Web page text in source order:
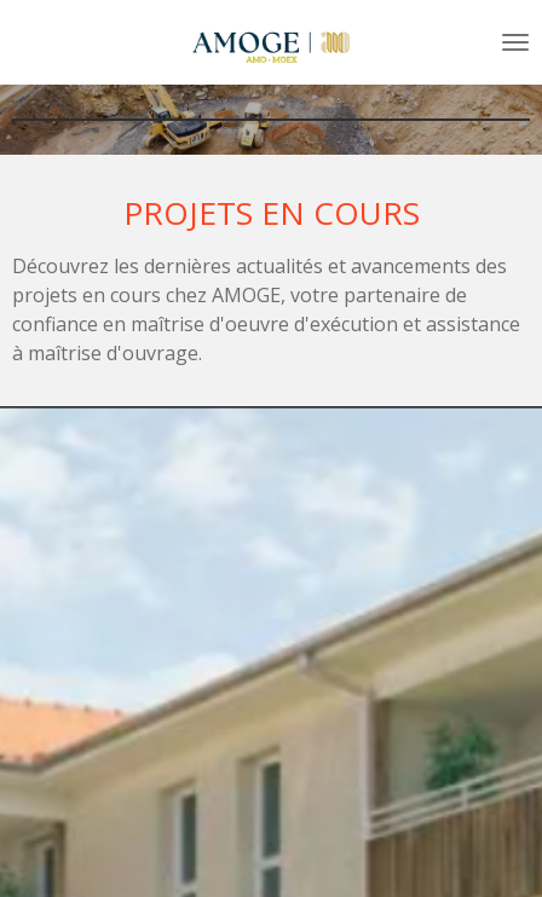
contenu
principal
PROJETS EN COURS
Découvrez les dernières actualités et avancements des
projets en cours chez AMOGE, votre partenaire de
confiance en maîtrise d'oeuvre d'exécution et assistance
à maîtrise d'ouvrage.